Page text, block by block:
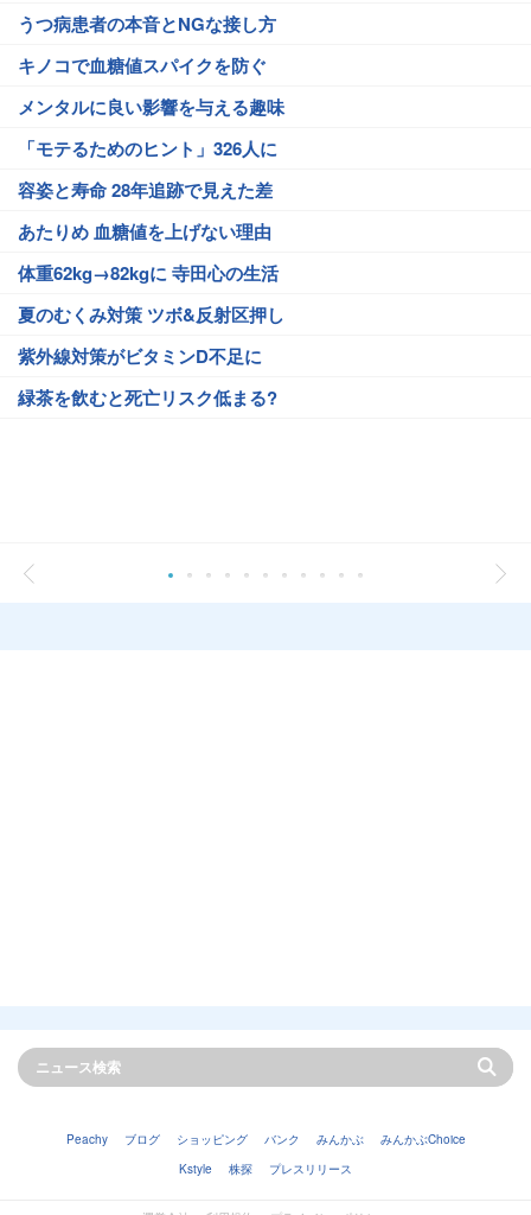
うつ病患者の本音とNGな接し方
キノコで血糖値スパイクを防ぐ
メンタルに良い影響を与える趣味
「モテるためのヒント」326人に
容姿と寿命 28年追跡で見えた差
あたりめ 血糖値を上げない理由
体重62kg→82kgに 寺田心の生活
夏のむくみ対策 ツボ&反射区押し
紫外線対策がビタミンD不足に
緑茶を飲むと死亡リスク低まる?
Peachy ブログ ショッピング バンク みんかぶ
みんかぶChoice
Kstyle
株探 プレスリリース